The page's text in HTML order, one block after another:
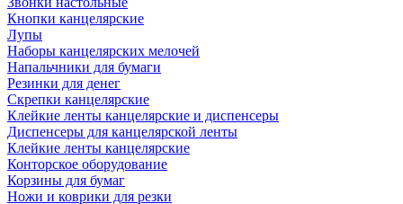
Кнопки канцелярские
Лупы
Наборы канцелярских мелочей
Напальчники для бумаги
Резинки для денег
Скрепки канцелярские
Клейкие ленты канцелярские и диспенсеры
Диспенсеры для канцелярской ленты
Клейкие ленты канцелярские
Конторское оборудование
Корзины для бумаг
Ножи и коврики для резки